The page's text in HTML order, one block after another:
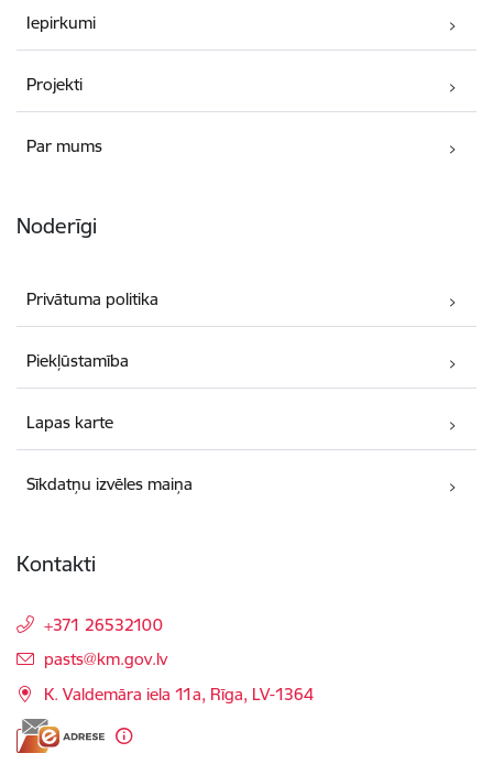
Iepirkumi
Projekti
Par mums
Noderīgi
Privātuma politika
Piekļūstamība
Lapas karte
Sīkdatņu izvēles maiņa
Kontakti
+371 26532100
E-pasts:
pasts@km.gov.lv
K. Valdemāra iela 11a, Rīga, LV-1364